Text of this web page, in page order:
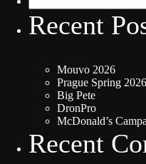
for:
Recent
Mouvo 2026
Prague Spring 2026
Big Pete
DronPro
McDonald’s
Recent